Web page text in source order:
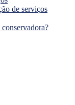
de serviços